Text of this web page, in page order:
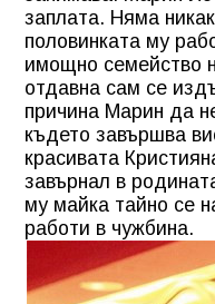
заплата. Няма
половинката му
имощно семейство
отдавна сам се
причина Марин да
където завършва
красивата
завърнал в
му майка тайно се
работи в чужбина.